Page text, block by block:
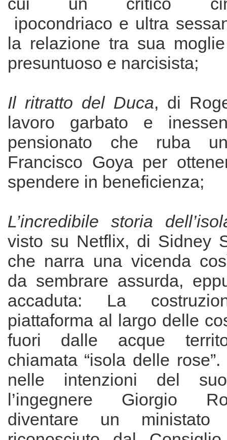
ipocondriaco e ultra
la relazione tra sua
presuntuoso e narcisista;
Il ritratto del Duca, di
lavoro garbato e
pensionato che ruba
Francisco Goya per
spendere in beneficienza;
L’incredibile storia
visto su Netflix, di Sidney
che narra una vicenda
da sembrare assurda,
accaduta: La
piattaforma al largo delle
fuori dalle acque
chiamata “isola delle
nelle intenzioni del
l’ingegnere Giorgio
diventare un ministato